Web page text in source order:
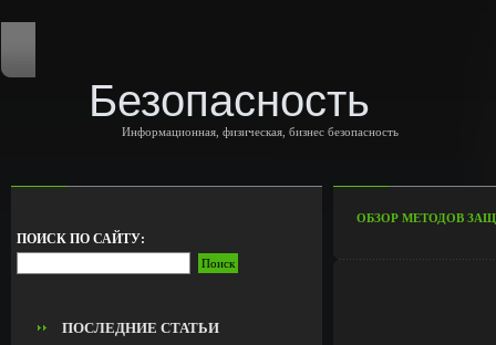
Безопасность
Информационная, физическая, бизнес безопасность
ПОИСК ПО САЙТУ:
ПОСЛЕДНИЕ СТАТЬИ
ОБЗОР МЕТОДОВ